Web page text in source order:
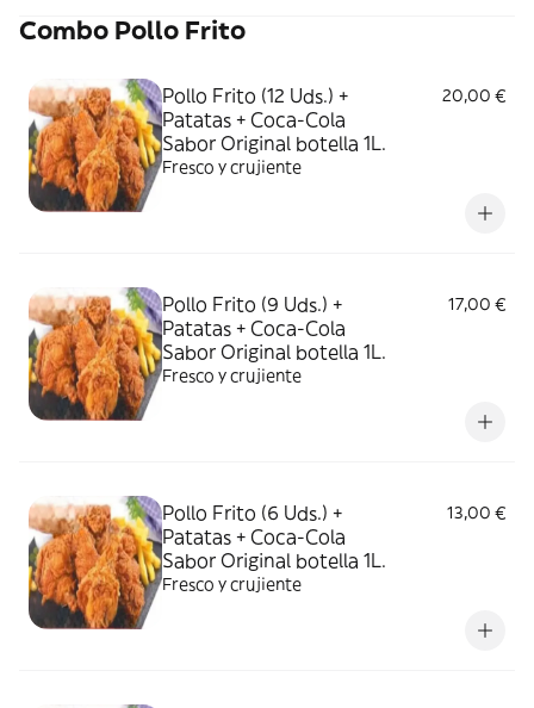
Combo Pollo Frito
Pollo Frito (12 Uds.) +
Patatas + Coca-Cola
Sabor Original botella 1L.
20,00 €
Fresco y crujiente
Pollo Frito (9 Uds.) +
Patatas + Coca-Cola
Sabor Original botella 1L.
17,00 €
Fresco y crujiente
Pollo Frito (6 Uds.) +
Patatas + Coca-Cola
Sabor Original botella 1L.
13,00 €
Fresco y crujiente